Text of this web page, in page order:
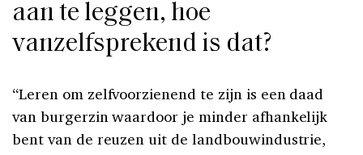
aan te leggen, hoe
vanzelfsprekend is dat?
“Leren om zelfvoorzienend te zijn is een daad
van burgerzin waardoor je minder afhankelijk
bent van de reuzen uit de landbouwindustrie,